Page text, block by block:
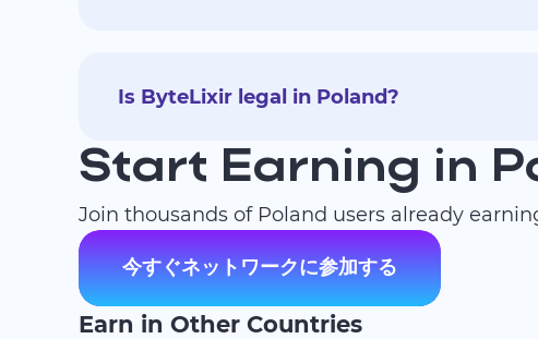
Is ByteLixir legal in Poland?
Start Earning in
Join thousands of Poland users already
今すぐネットワークに参加する
Earn in Other Countries